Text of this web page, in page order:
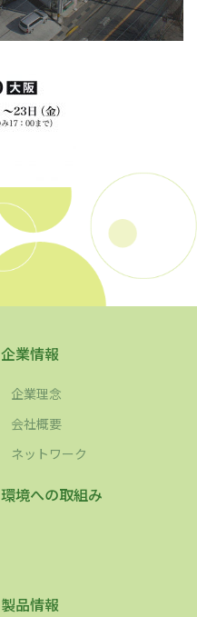
企業情報
企業理念
会社概要
ネットワーク
環境への取組み
製品情報